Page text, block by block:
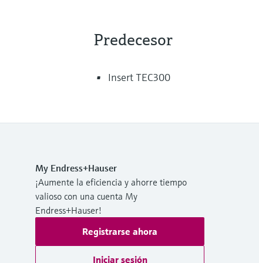
Predecesor
Insert TEC300
My Endress+Hauser
¡Aumente la eficiencia y ahorre tiempo
valioso con una cuenta My
Endress+Hauser!
Registrarse ahora
Iniciar sesión